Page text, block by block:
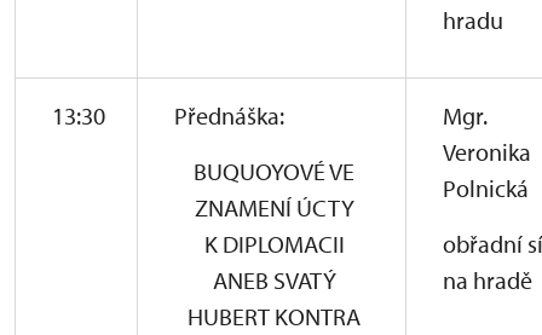
hradu
13:30
Přednáška:
BUQUOYOVÉ VE
ZNAMENÍ ÚCTY
K DIPLOMACII
ANEB SVATÝ
HUBERT KONTRA
Mgr.
Veronika
Polnická
obřadní
na hradě